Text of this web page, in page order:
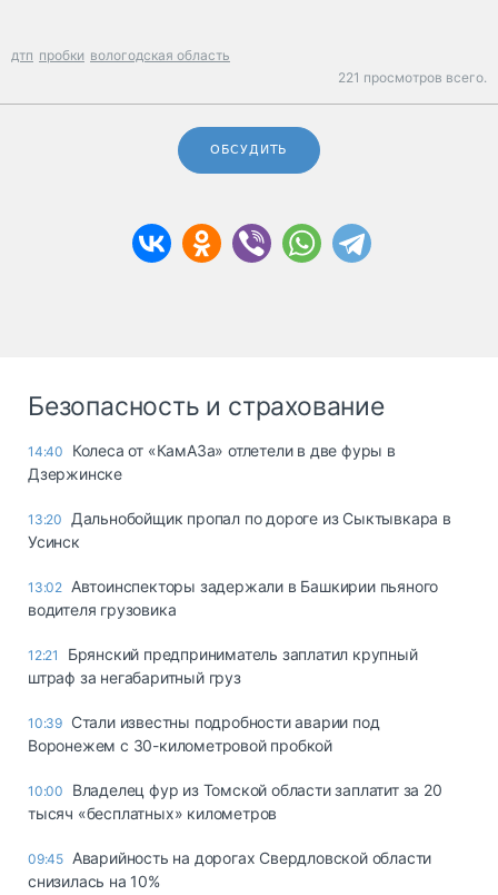
дтп пробки вологодская область
221 просмотров всего.
ОБСУДИТЬ
Безопасность и страхование
14:40
Колеса от «КамАЗа» отлетели в две фуры в
Дзержинске
13:20
Дальнобойщик пропал по дороге из Сыктывкара в
Усинск
13:02 Автоинспекторы задержали в Башкирии пьяного
водителя грузовика
12:21
Брянский предприниматель заплатил крупный
штраф за негабаритный груз
10:39 Стали известны подробности аварии под
Воронежем с 30-километровой пробкой
10:00
Владелец фур из Томской области заплатит за 20
тысяч «бесплатных» километров
09:45 Аварийность на дорогах Свердловской области
снизилась на 10%